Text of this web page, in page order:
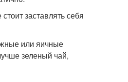
заставлять себя
или яичные
зеленый чай,